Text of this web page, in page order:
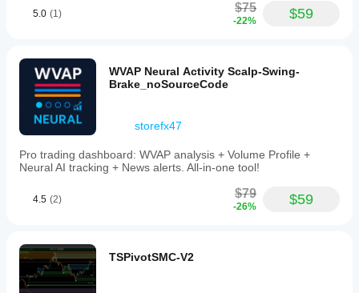
5.0 (1) $75
-22% $59
WVAP Neural Activity Scalp-Swing-
Brake_noSourceCode
storefx47
Pro trading dashboard: WVAP analysis + Volume Profile +
Neural AI tracking + News alerts. All-in-one tool!
4.5 (2) $79
-26% $59
TSPivotSMC-V2